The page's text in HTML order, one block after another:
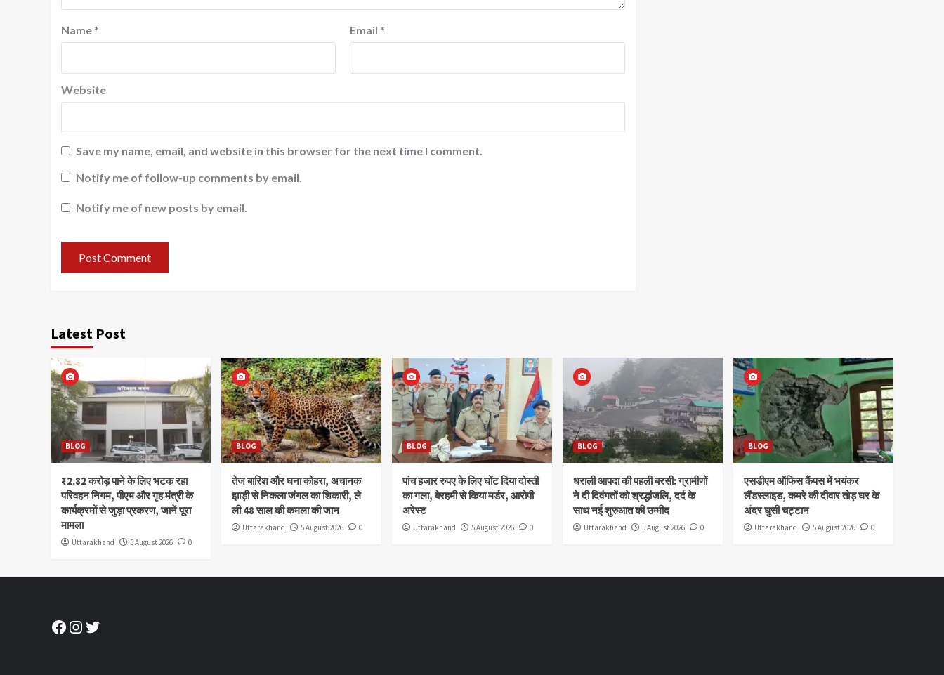
Name * Email *
Website
Save my name, email, and website in this browser for the next time I comment.
Notify me of follow-up comments by email.
Notify me of new posts by email.
Latest Post
BLOG
₹2.82 करोड़ पाने के लिए भटक रहा
परिवहन निगम, पीएम और गृह मंत्री के
कार्यक्रमों से जुड़ा प्रकरण, जानें पूरा
मामला
Uttarakhand 5 August 2026 0
BLOG
तेज बारिश और घना कोहरा, अचानक
झाड़ी से निकला जंगल का शिकारी, ले
ली 48 साल की कमला की जान
Uttarakhand 5 August 2026 0
BLOG
पांच हजार रुपए के लिए घोंट दिया दोस्ती
का गला, बेरहमी से किया मर्डर, आरोपी
अरेस्ट
Uttarakhand 5 August 2026 0
BLOG
धराली आपदा की पहली बरसी: ग्रामीणों
ने दी दिवंगतों को श्रद्धांजलि, दर्द के
साथ नई शुरुआत की उम्मीद
Uttarakhand 5 August 2026 0
BLOG
एसडीएम ऑफिस कैंपस में भयंकर
लैंडस्लाइड, कमरे की दीवार तोड़ घर के
अंदर घुसी चट्टान
Uttarakhand 5 August 2026 0
Facebook
Instagram
Twitter